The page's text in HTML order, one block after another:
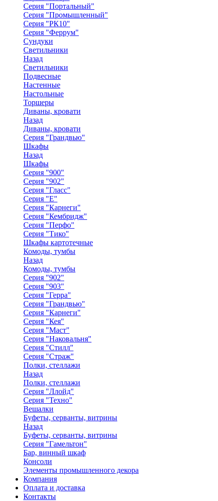
Серия "Портальный"
Серия "Промышленный"
Серия "РК10"
Серия "Феррум"
Сундуки
Светильники
Назад
Светильники
Подвесные
Настенные
Настольные
Торшеры
Диваны, кровати
Назад
Диваны, кровати
Серия "Грандвью"
Шкафы
Назад
Шкафы
Серия "900"
Серия "902"
Серия "Гласс"
Серия "Е"
Серия "Карнеги"
Серия "Кембридж"
Серия "Перфо"
Серия "Тико"
Шкафы картотечные
Комоды, тумбы
Назад
Комоды, тумбы
Серия "902"
Серия "903"
Серия "Герра"
Серия "Грандвью"
Серия "Карнеги"
Серия "Кея"
Серия "Маст"
Серия "Наковальня"
Серия "Стилл"
Серия "Страж"
Полки, стеллажи
Назад
Полки, стеллажи
Серия "Ллойд"
Серия "Техно"
Вешалки
Буфеты, серванты, витрины
Назад
Буфеты, серванты, витрины
Серия "Гамельтон"
Бар, винный шкаф
Консоли
Элементы промышленного декора
Компания
Оплата и доставка
Контакты